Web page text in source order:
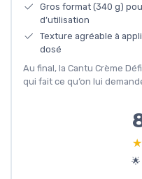
Gros format (340 g)
d’utilisation
Texture agréable à
dosé
Au final, la Cantu Crème
qui fait ce qu’on lui